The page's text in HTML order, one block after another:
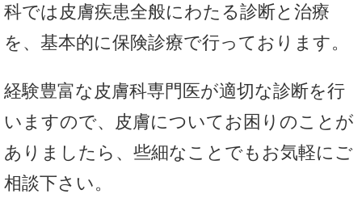
科では皮膚疾患全般にわたる診断と治療
を、基本的に保険診療で行っております。
経験豊富な皮膚科専門医が適切な診断を行
いますので、皮膚についてお困りのことが
ありましたら、些細なことでもお気軽にご
相談下さい。